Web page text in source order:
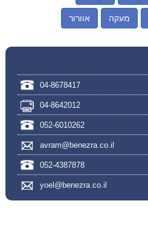
מעקה אוורור
04-8678417
04-8642012
052-6010262
avram@benezra.co.il
052-4387878
yoel@benezra.co.il